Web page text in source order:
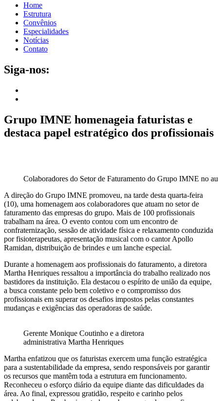
Home
Estrutura
Convênios
Especialidades
Notícias
Contato
Siga-nos:
Grupo IMNE homenageia faturistas e
destaca papel estratégico dos profissionais
Colaboradores do Setor de Faturamento do Grupo IMNE no
A direção do Grupo IMNE promoveu, na tarde desta quarta-feira
(10), uma homenagem aos colaboradores que atuam no setor de
faturamento das empresas do grupo. Mais de 100 profissionais
trabalham na área. O evento contou com um encontro de
confraternização, sessão de atividade física e relaxamento conduzida
por fisioterapeutas, apresentação musical com o cantor Apollo
Ramidan, distribuição de brindes e um lanche especial.
Durante a homenagem aos profissionais do faturamento, a diretora
Martha Henriques ressaltou a importância do trabalho realizado nos
bastidores da instituição. Ela destacou o espírito de união da equipe,
a busca constante pelo bem coletivo e o compromisso dos
profissionais em superar os desafios impostos pelas constantes
mudanças e exigências das operadoras de saúde.
Gerente Monique Coutinho e a diretora
administrativa Martha Henriques
Martha enfatizou que os faturistas exercem uma função estratégica
para a sustentabilidade da empresa, sendo responsáveis por garantir
os recursos que mantêm toda a estrutura em funcionamento.
Reconheceu o esforço diário da equipe diante das dificuldades da
área. Ao final, expressou gratidão, respeito e carinho pelos